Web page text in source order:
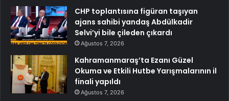
CHP toplantısına figüran taşıyan
ajans sahibi yandaş Abdülkadir
Selvi’yi bile çileden çıkardı
Ağustos 7, 2026
Kahramanmaraş’ta Ezanı Güzel
Okuma ve Etkili Hutbe Yarışmalarının il
finali yapıldı
Ağustos 7, 2026